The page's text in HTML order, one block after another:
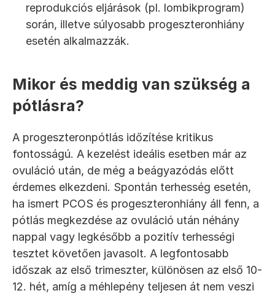
reprodukciós eljárások (pl. lombikprogram)
során, illetve súlyosabb progeszteronhiány
esetén alkalmazzák.
Mikor és meddig van szükség a
pótlásra?
A progeszteronpótlás időzítése kritikus
fontosságú. A kezelést ideális esetben már az
ovuláció után, de még a beágyazódás előtt
érdemes elkezdeni. Spontán terhesség esetén,
ha ismert PCOS és progeszteronhiány áll fenn, a
pótlás megkezdése az ovuláció után néhány
nappal vagy legkésőbb a pozitív terhességi
tesztet követően javasolt. A legfontosabb
időszak az első trimeszter, különösen az első 10-
12. hét, amíg a méhlepény teljesen át nem veszi